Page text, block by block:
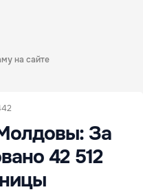
на сайте
За
42 512